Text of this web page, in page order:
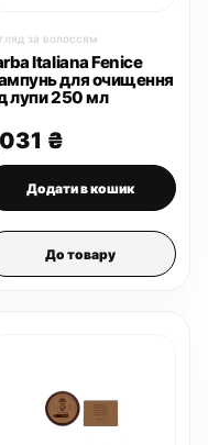
за волоссям
Italiana Fenice
для очищення
лупи 250 мл
₴
Додати в кошик
До товару